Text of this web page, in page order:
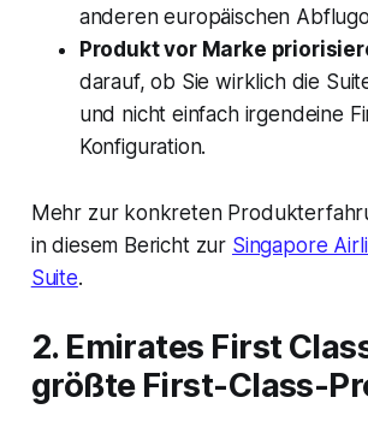
anderen europäischen
Produkt vor Marke
darauf, ob Sie wirklich die
und nicht einfach irgendeine
Konfiguration.
Mehr zur konkreten
in diesem Bericht zur Singapore
Suite.
2. Emirates First
größte First-Class-